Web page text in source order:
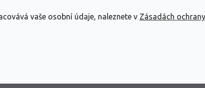
vaše osobní údaje, naleznete v Zásadách